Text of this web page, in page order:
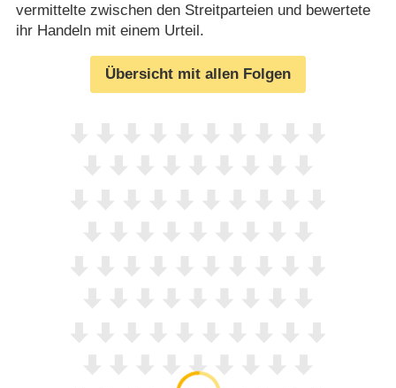
vermittelte zwischen den Streitparteien und bewertete
ihr Handeln mit einem Urteil.
Übersicht mit allen Folgen